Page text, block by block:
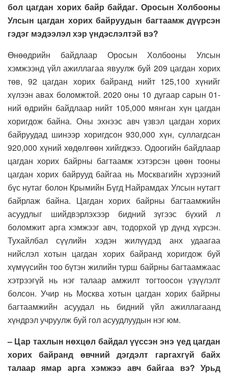
бол цагдан хорих байр байдаг. Оросын Холбооны
Улсын цагдан хорих байруудын багтаамж дүүрсэн
гэдэг мэдээлэл хэр үндэслэлтэй вэ?
Өнөөдрийн байдлаар Оросын Холбооны Улсын
хэмжээнд үйл ажиллагаа явуулж буй 209 цагдан хорих
төв, 92 цагдан хорих байранд нийт 125,100 хүнийг
хүлээн авах боломжтой. 2020 оны 10 дугаар сарын 01-
ний өдрийн байдлаар нийт 105,000 мянган хүн цагдан
хоригдож байна. Оны эхнээс авч үзвэл цагдан хорих
байруудад шинээр хоригдсон 930,000 хүн, суллагдсан
920,000 хүний хөдөлгөөн хийгджээ. Одоогийн байдлаар
цагдан хорих байрны багтаамж хэтэрсэн цөөн тооны
цагдан хорих байрууд байгаа нь Москвагийн хүрээний
бүс нутаг болон Крымийн Бүгд Найрамдах Улсын нутагт
байрлаж байна. Цагдан хорих байрны багтаамжийн
асуудлыг шийдвэрлэхээр бидний зүгээс бүхий л
боломжит арга хэмжээг авч, тодорхой үр дүнд хүрсэн.
Тухайлбал сүүлийн хэдэн жилүүдэд анх удаагаа
нийслэл хотын цагдан хорих байранд хоригдож буй
хүмүүсийн тоо бүтэн жилийн турш байрны багтаамжаас
хэтрээгүй нь нэг талаар амжилт тогтоосон үзүүлэлт
болсон. Учир нь Москва хотын цагдан хорих байрны
багтаамжийн асуудал нь бидний үйл ажиллагаанд
хүндрэл учруулж буй гол асуудлуудын нэг юм.
– Цар тахлын нөхцөл байдал үүссэн энэ үед цагдан
хорих байранд өвчний дэгдэлт гаргахгүй байх
талаар ямар арга хэмжээ авч байгаа вэ?Урьд